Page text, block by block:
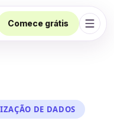
Comece grátis
Abrir
DE DADOS